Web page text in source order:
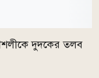
দুদকের তলব